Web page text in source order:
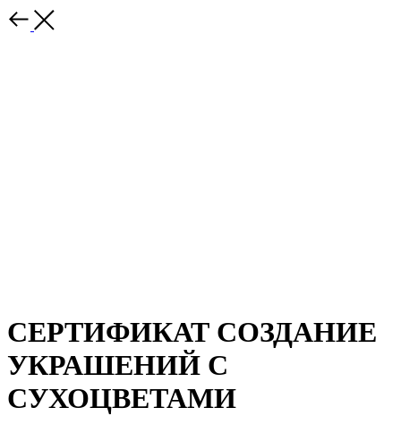
СЕРТИФИКАТ СОЗДАНИЕ
УКРАШЕНИЙ С
СУХОЦВЕТАМИ